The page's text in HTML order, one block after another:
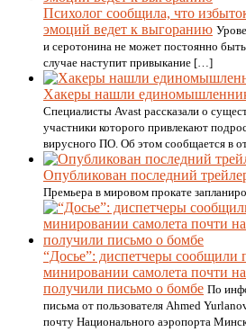
Психолог сообщила, что
эмоций ведет к выгоранию
и серотонина не может постоянно
случае наступит привыкание […]
Хакеры нашли
Специалисты Avast рассказали о
участники которого привлекают
вирусного ПО. Об этом сообщается в
Опубликован последний
Премьера в мировом прокате
“Досье”: диспетчеры сообщили
минировании самолета почти
получили письмо о бомбе По
письма от пользователя Ahmed
почту Национального аэропорта